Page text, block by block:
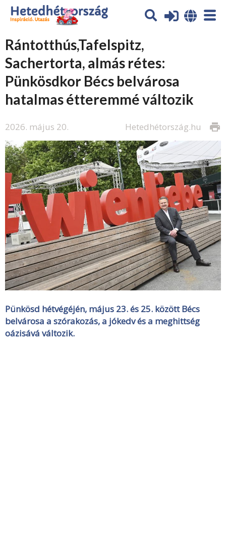
Rántotthús,Tafelspitz,
Sachertorta, almás rétes:
Pünkösdkor Bécs belvárosa
hatalmas étteremmé változik
2026. május 20. print
Hetedhétország.hu
Pünkösd hétvégéjén, május 23. és 25. között Bécs
belvárosa a szórakozás, a jókedv és a meghittség
oázisává változik.